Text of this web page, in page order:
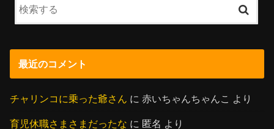
最近のコメント
チャリンコに乗った爺さん に赤いちゃんちゃんこ より
育児休職さまさまだったな に 匿名 より